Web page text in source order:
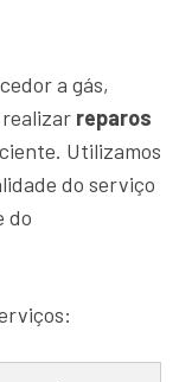
a gás,
reparos
Utilizamos
do serviço
do